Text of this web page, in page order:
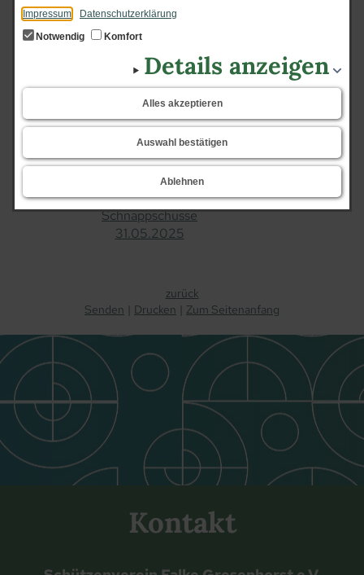
Impressum
Datenschutzerklärung
Notwendig
Komfort
Details anzeigen
Alles akzeptieren
Auswahl bestätigen
Ablehnen
Schnappschüsse
31.​05.​2025
zurück
Senden
Drucken Zum Seitenanfang
Kontakt